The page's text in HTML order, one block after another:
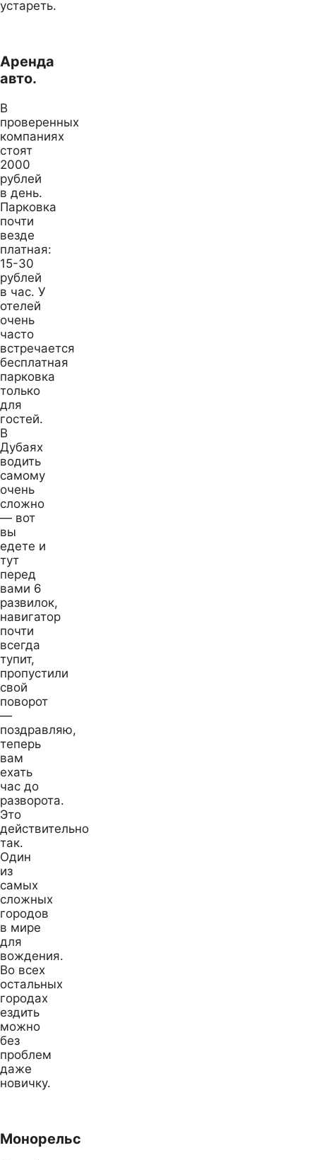
устареть.
Аренда
авто.
В
проверенных
компаниях
стоят
2000
рублей
в день.
Парковка
почти
везде
платная:
15-30
рублей
в час. У
отелей
очень
часто
встречается
бесплатная
парковка
только
для
гостей.
В
Дубаях
водить
самому
очень
сложно
— вот
вы
едете и
тут
перед
вами 6
развилок,
навигатор
почти
всегда
тупит,
пропустили
свой
поворот
—
поздравляю,
теперь
вам
ехать
час до
разворота.
Это
действительно
так.
Один
из
самых
сложных
городов
в мире
для
вождения.
Во всех
остальных
городах
ездить
можно
без
проблем
даже
новичку.
Монорельс